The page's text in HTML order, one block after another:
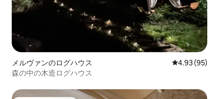
メルヴァンのログハウス レビュー95
4.93 (95)
森の中の木造ログハウス